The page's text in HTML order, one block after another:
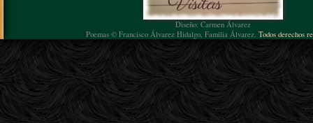
Diseño: Carmen Álvarez
Poemas © Francisco Álvarez Hidalgo, Familia Álvarez. Todos derechos